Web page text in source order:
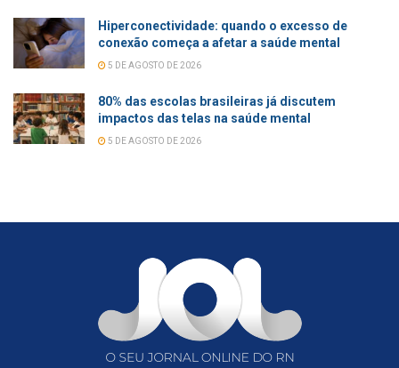
Hiperconectividade: quando o excesso de
conexão começa a afetar a saúde mental
5 DE AGOSTO DE 2026
80% das escolas brasileiras já discutem
impactos das telas na saúde mental
5 DE AGOSTO DE 2026